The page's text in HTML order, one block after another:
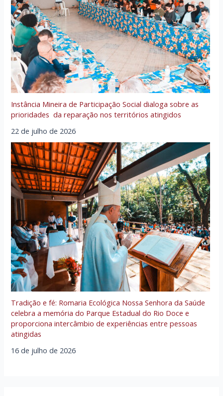
Instância Mineira de Participação Social dialoga sobre as
prioridades da reparação nos territórios atingidos
22 de julho de 2026
Tradição e fé: Romaria Ecológica Nossa Senhora da Saúde
celebra a memória do Parque Estadual do Rio Doce e
proporciona intercâmbio de experiências entre pessoas
atingidas
16 de julho de 2026